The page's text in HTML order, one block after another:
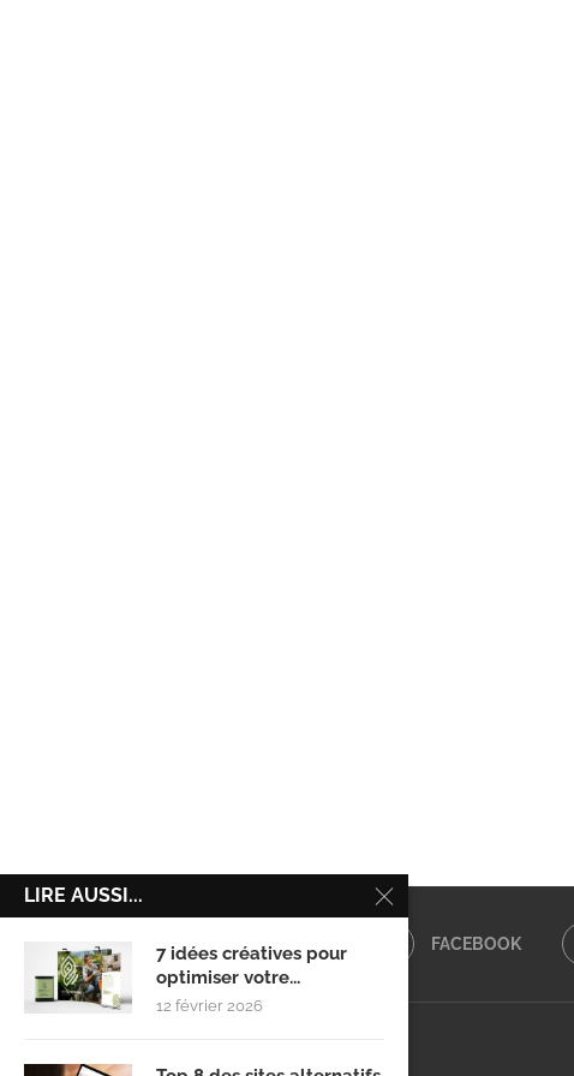
FACEBOOK
LIRE AUSSI...
7 idées créatives pour
optimiser votre...
12 février 2026